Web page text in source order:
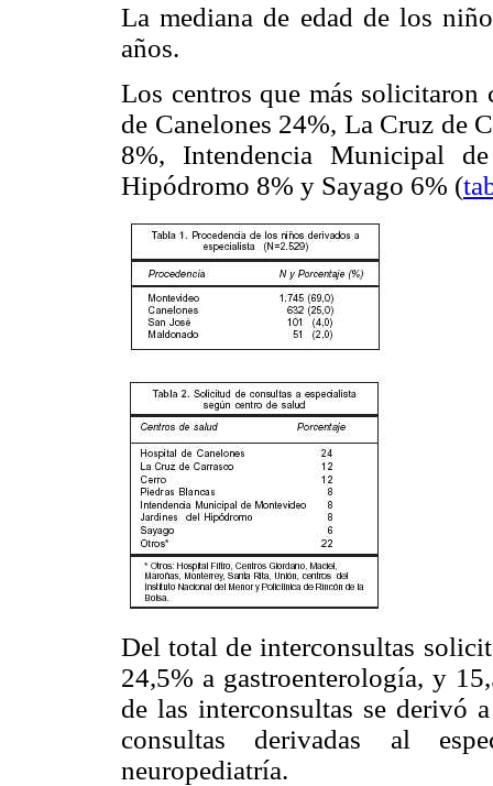
La mediana de edad de los
años.
Los centros que más
de Canelones 24%, La Cruz de
8%, Intendencia Municipal
Hipódromo 8% y Sayago 6% (
Del total de interconsultas
24,5% a gastroenterología, y
de las interconsultas se derivó
consultas derivadas al
neuropediatría.